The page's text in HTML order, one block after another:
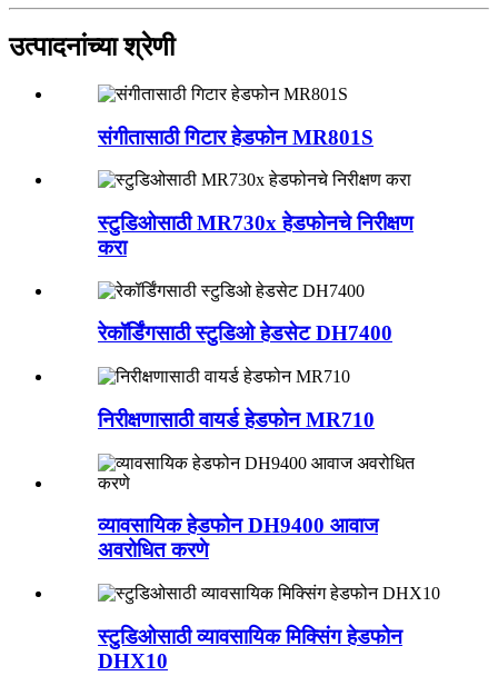
उत्पादनांच्या श्रेणी
संगीतासाठी गिटार हेडफोन MR801S
स्टुडिओसाठी MR730x हेडफोनचे निरीक्षण
करा
रेकॉर्डिंगसाठी स्टुडिओ हेडसेट DH7400
निरीक्षणासाठी वायर्ड हेडफोन MR710
व्यावसायिक हेडफोन DH9400 आवाज
अवरोधित करणे
स्टुडिओसाठी व्यावसायिक मिक्सिंग हेडफोन
DHX10